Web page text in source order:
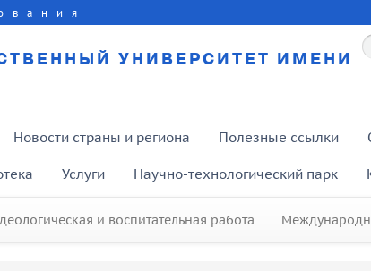
УНИВЕРСИТЕТ ИМЕНИ
Новости страны и региона Полезные ссылки
Услуги Научно-технологический парк
и воспитательная работа